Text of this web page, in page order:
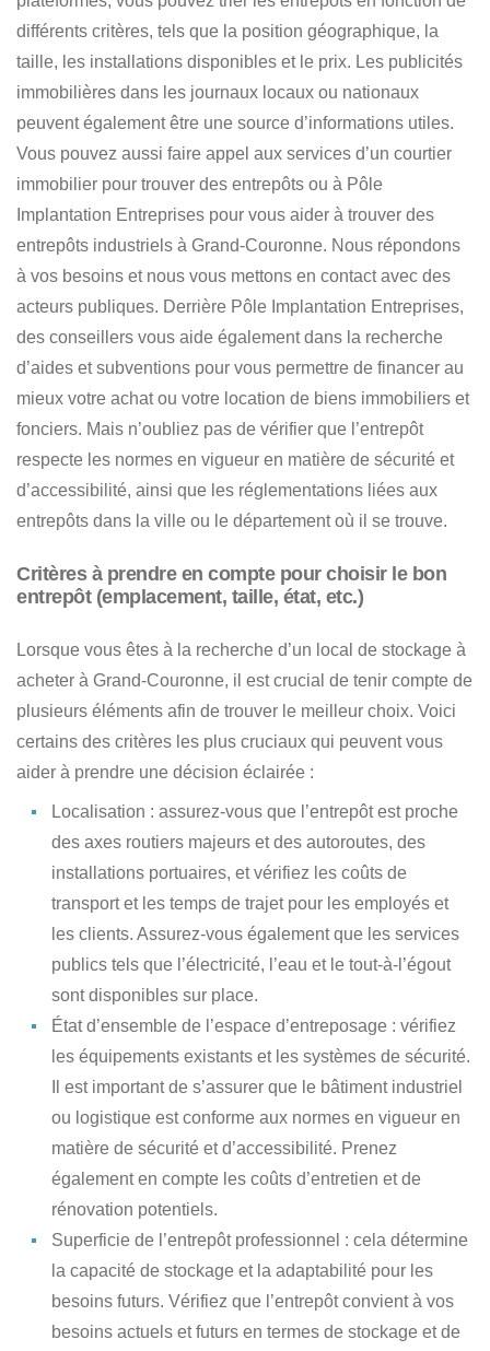
différents critères, tels que la position géographique, la
taille, les installations disponibles et le prix. Les publicités
immobilières dans les journaux locaux ou nationaux
peuvent également être une source d’informations utiles.
Vous pouvez aussi faire appel aux services d’un courtier
immobilier pour trouver des entrepôts ou à Pôle
Implantation Entreprises pour vous aider à trouver des
entrepôts industriels à Grand-Couronne. Nous répondons
à vos besoins et nous vous mettons en contact avec des
acteurs publiques. Derrière Pôle Implantation Entreprises,
des conseillers vous aide également dans la recherche
d’aides et subventions pour vous permettre de financer au
mieux votre achat ou votre location de biens immobiliers et
fonciers. Mais n’oubliez pas de vérifier que l’entrepôt
respecte les normes en vigueur en matière de sécurité et
d’accessibilité, ainsi que les réglementations liées aux
entrepôts dans la ville ou le département où il se trouve.
Critères à prendre en compte pour choisir le bon
entrepôt (emplacement, taille, état, etc.)
Lorsque vous êtes à la recherche d’un local de stockage à
acheter à Grand-Couronne, il est crucial de tenir compte de
plusieurs éléments afin de trouver le meilleur choix. Voici
certains des critères les plus cruciaux qui peuvent vous
aider à prendre une décision éclairée :
Localisation : assurez-vous que l’entrepôt est proche
des axes routiers majeurs et des autoroutes, des
installations portuaires, et vérifiez les coûts de
transport et les temps de trajet pour les employés et
les clients. Assurez-vous également que les services
publics tels que l’électricité, l’eau et le tout-à-l’égout
sont disponibles sur place.
État d’ensemble de l’espace d’entreposage : vérifiez
les équipements existants et les systèmes de sécurité.
Il est important de s’assurer que le bâtiment industriel
ou logistique est conforme aux normes en vigueur en
matière de sécurité et d’accessibilité. Prenez
également en compte les coûts d’entretien et de
rénovation potentiels.
Superficie de l’entrepôt professionnel : cela détermine
la capacité de stockage et la adaptabilité pour les
besoins futurs. Vérifiez que l’entrepôt convient à vos
besoins actuels et futurs en termes de stockage et de